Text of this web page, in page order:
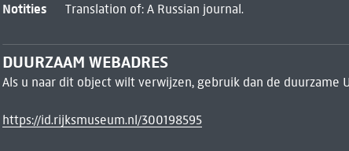
Notities Translation of: A Russian journal.
DUURZAAM WEBADRES
Als u naar dit object wilt verwijzen, gebruik dan de duurzame
https://id.rijksmuseum.nl/300198595